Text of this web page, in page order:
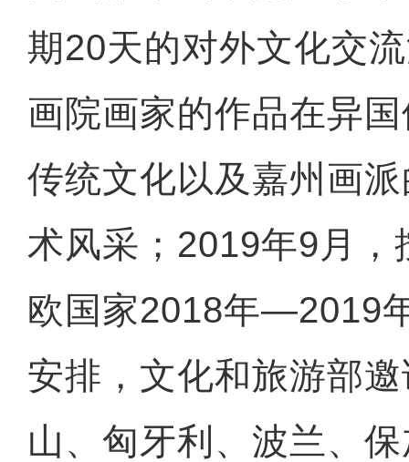
期20天的对外文化交
画院画家的作品在异
传统文化以及嘉州画
术风采；2019年9月
欧国家2018年—2019
安排，文化和旅游部
山、匈牙利、波兰、